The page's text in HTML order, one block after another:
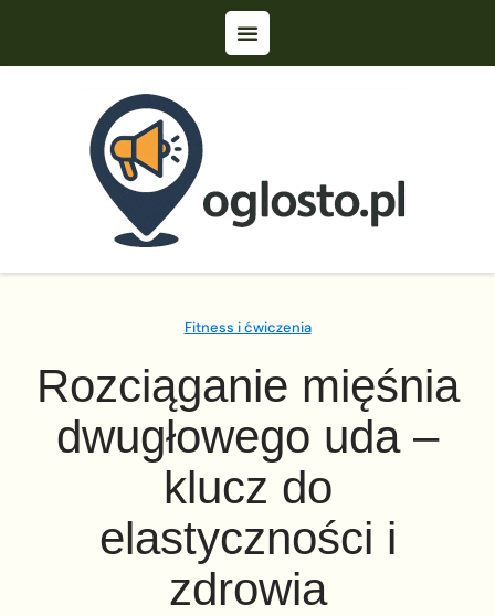
Fitness i ćwiczenia
Rozciąganie mięśnia
dwugłowego uda –
klucz do
elastyczności i
zdrowia